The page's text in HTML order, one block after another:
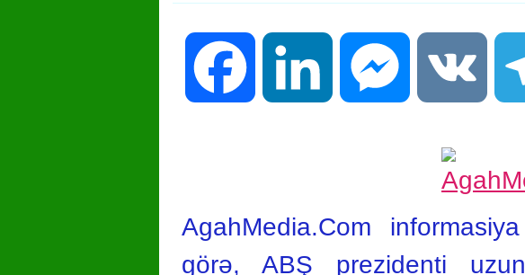
Facebook LinkedIn Messenger VK
AgahMedia.Com
görə, ABŞ prezidenti